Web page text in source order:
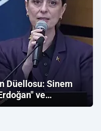
Düellosu: Sinem
ve